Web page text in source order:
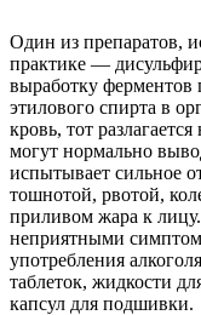
Один из препаратов,
практике —
выработку ферментов
этилового спирта в
кровь, тот
могут нормально
испытывает сильное
тошнотой, рвотой,
приливом жара к
неприятными
употребления
таблеток, жидкости
капсул для подшивки.